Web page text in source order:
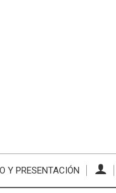
Y PRESENTACIÓN